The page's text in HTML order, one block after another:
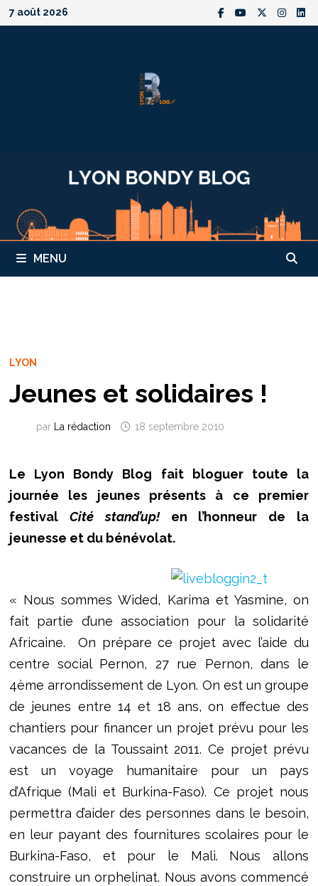
Passer
au
7 août 2026
MENU
LYON
Jeunes et solidaires !
par La rédaction 18 septembre 2010
Le Lyon Bondy Blog fait bloguer toute la
journée les jeunes présents à ce premier
festival Cité stand’up!en l’honneur de la
jeunesse et du bénévolat.
« Nous sommes Wided, Karima et Yasmine, on
fait partie d’une association pour la solidarité
Africaine. On prépare ce projet avec l’aide du
centre social Pernon, 27 rue Pernon, dans le
4ème arrondissement de Lyon. On est un groupe
de jeunes entre 14 et 18 ans, on effectue des
chantiers pour financer un projet prévu pour les
vacances de la Toussaint 2011. Ce projet prévu
est un voyage humanitaire pour un pays
d’Afrique (Mali et Burkina-Faso). Ce projet nous
permettra d’aider des personnes dans le besoin,
en leur payant des fournitures scolaires pour le
Burkina-Faso, et pour le Mali. Nous allons
construire un orphelinat. Nous avons commencé